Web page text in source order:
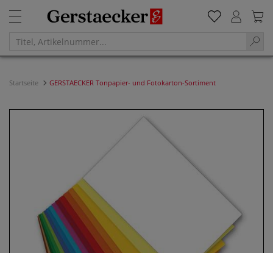
Startseite GERSTAECKER Tonpapier- und Fotokarton-Sortiment